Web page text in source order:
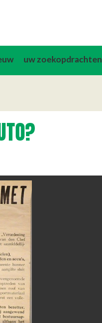
uw zoekopdrachten